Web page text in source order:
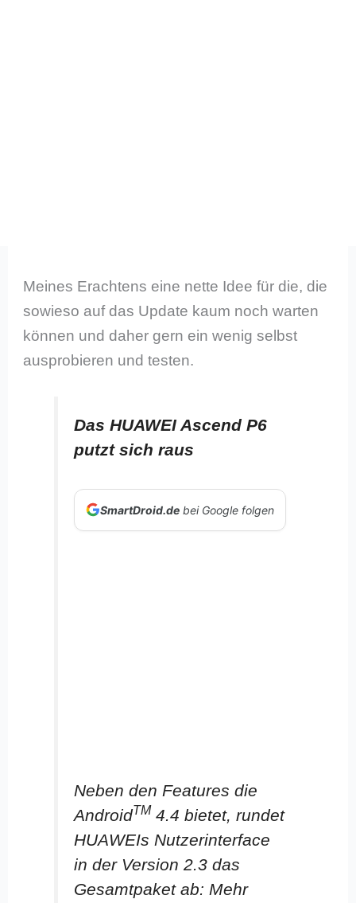
Meines Erachtens eine nette Idee für die, die
sowieso auf das Update kaum noch warten
können und daher gern ein wenig selbst
ausprobieren und testen.
Das HUAWEI Ascend P6
putzt sich raus
SmartDroid.debei Google folgen
Neben den Features die
AndroidTM 4.4 bietet, rundet
HUAWEIs Nutzerinterface
in der Version 2.3 das
Gesamtpaket ab: Mehr